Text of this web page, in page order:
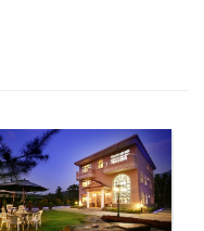
九族文化村夏日嘉年
全新水劇...
全台灣旅遊網報導】
想安排一趟南投旅遊